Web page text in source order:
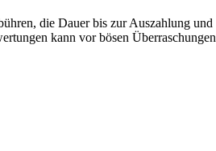
die Dauer bis zur Auszahlung und
kann vor bösen Überraschungen